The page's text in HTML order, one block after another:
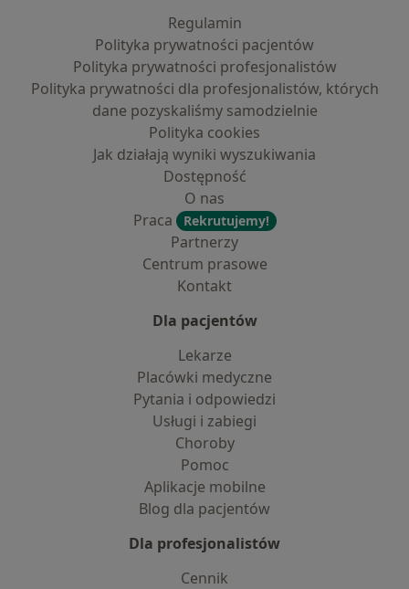
Regulamin
Polityka prywatności pacjentów
Polityka prywatności profesjonalistów
Polityka prywatności dla profesjonalistów, których
dane pozyskaliśmy samodzielnie
Polityka cookies
Jak działają wyniki wyszukiwania
Dostępność
O nas
Praca
Rekrutujemy!
Partnerzy
Centrum prasowe
Kontakt
Dla pacjentów
Lekarze
Placówki medyczne
Pytania i odpowiedzi
Usługi i zabiegi
Choroby
Pomoc
Aplikacje mobilne
Blog dla pacjentów
Dla profesjonalistów
Cennik